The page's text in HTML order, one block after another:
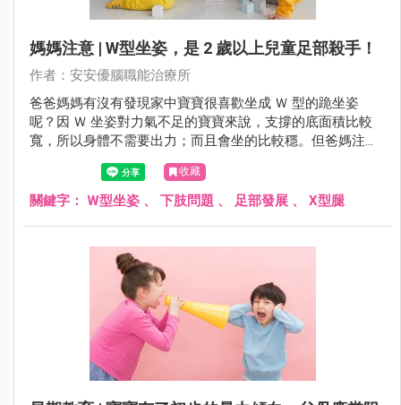
媽媽注意 | W型坐姿，是 2 歲以上兒童足部殺手！
作者：安安優腦職能治療所
爸爸媽媽有沒有發現家中寶寶很喜歡坐成 Ｗ 型的跪坐姿
呢？因 Ｗ 坐姿對力氣不足的寶寶來說，支撐的底面積比較
寬，所以身體不需要出力；而且會坐的比較穩。但爸媽注意
了，這樣的坐姿可能對往後的發展有礙！
收藏
關鍵字： W型坐姿 、 下肢問題 、 足部發展 、 X型腿